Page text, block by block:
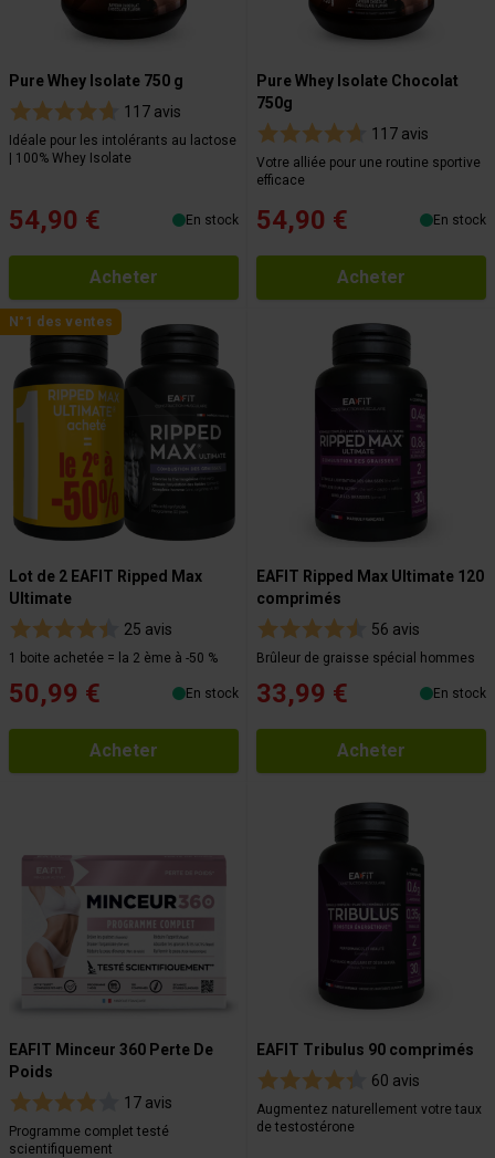
Pure Whey Isolate 750 g
117 avis
Idéale pour les intolérants au lactose
| 100% Whey Isolate
54,90 € En stock
Acheter
Pure Whey Isolate Chocolat
750g
117 avis
Votre alliée pour une routine sportive
efficace
54,90 € En stock
Acheter
N°1 des ventes
Lot de 2 EAFIT Ripped Max
Ultimate
25 avis
1 boite achetée = la 2 ème à -50 %
50,99 € En stock
Acheter
EAFIT Ripped Max Ultimate 120
comprimés
56 avis
Brûleur de graisse spécial hommes
33,99 € En stock
Acheter
EAFIT Minceur 360 Perte De
Poids
17 avis
Programme complet testé
scientifiquement
EAFIT Tribulus 90 comprimés
60 avis
Augmentez naturellement votre taux
de testostérone